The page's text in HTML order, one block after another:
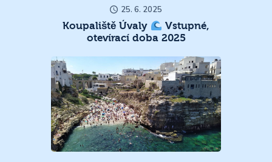
25. 6. 2025
Koupaliště Úvaly
Vstupné,
otevírací doba 2025